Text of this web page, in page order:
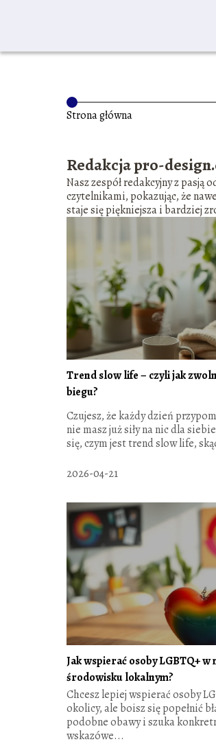
Strona główna
Redakcja pro-
Nasz zespół redakcyjny z
czytelnikami, pokazując, że
staje się piękniejsza i bardziej
Trend slow life – czyli jak
biegu?
Czujesz, że każdy dzień
nie masz już siły na nic dla
się, czym jest trend slow life,
2026-04-21
Jak wspierać osoby LGBTQ+ w
środowisku lokalnym?
Chcesz lepiej wspierać osoby
okolicy, ale boisz się popełnić
podobne obawy i szuka
wskazówe...